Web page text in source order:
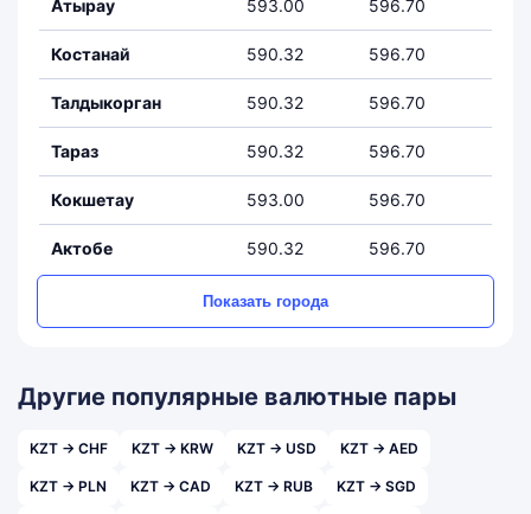
Атырау 593.00 596.70
Костанай 590.32 596.70
Талдыкорган 590.32 596.70
Тараз 590.32 596.70
Кокшетау 593.00 596.70
Актобе 590.32 596.70
Показать города
Другие популярные валютные пары
KZT → CHF KZT → KRW KZT → USD KZT → AED
KZT → PLN KZT → CAD KZT → RUB KZT → SGD